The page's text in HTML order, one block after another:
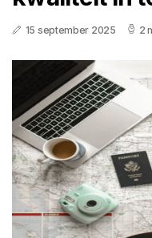
15 september 2025 2